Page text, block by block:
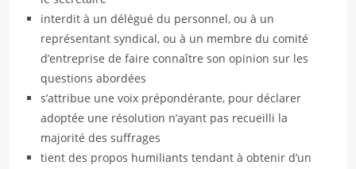
interdit à un délégué du personnel, ou à un
représentant syndical, ou à un membre du comité
d’entreprise de faire connaître son opinion sur les
questions abordées
s’attribue une voix prépondérante, pour déclarer
adoptée une résolution n’ayant pas recueilli la
majorité des suffrages
tient des propos humiliants tendant à obtenir d’un